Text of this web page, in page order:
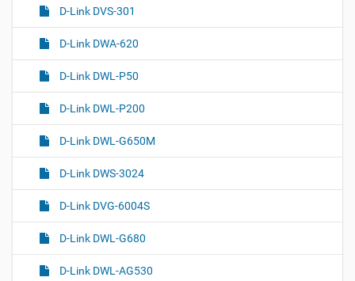
D-Link DVS-301
D-Link DWA-620
D-Link DWL-P50
D-Link DWL-P200
D-Link DWL-G650M
D-Link DWS-3024
D-Link DVG-6004S
D-Link DWL-G680
D-Link DWL-AG530